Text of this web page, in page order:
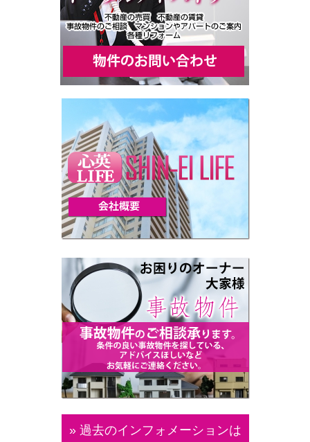
» 過去のインフォメーションは